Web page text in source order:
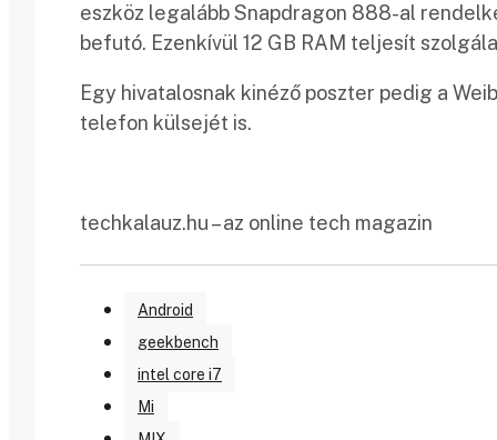
eszköz legalább Snapdragon 888-al
befutó. Ezenkívül 12 GB RAM teljesít
Egy hivatalosnak kinéző poszter pedig a
telefon külsejét is.
techkalauz.hu – az online tech magazin
Android
geekbench
intel core i7
Mi